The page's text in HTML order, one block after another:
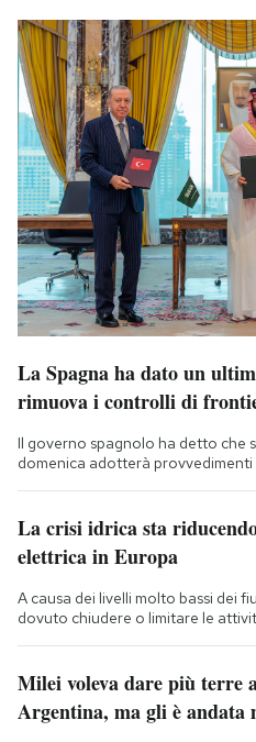
La Spagna ha dato un
rimuova i controlli di
Il governo spagnolo ha detto che
domenica adotterà
La crisi idrica sta
elettrica in Europa
A causa dei livelli molto bassi dei
dovuto chiudere o limitare le
Milei voleva dare più terre
Argentina, ma gli è andata